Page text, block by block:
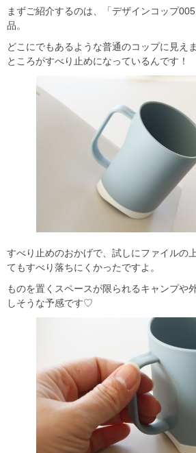
まずご紹介するのは、「デザインコップ
品。
どこにでもあるような普通のコップに見え
ところがすべり止めになっているんです！
すべり止めのおかげで、試しにファイルの
てもすべり落ちにくかったですよ。
ものを置くスペースが限られるキャンプや
しそうな予感です♡